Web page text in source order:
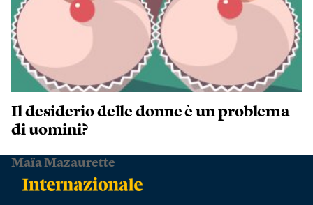
Il desiderio delle donne è un problema
di uomini?
Maïa Mazaurette